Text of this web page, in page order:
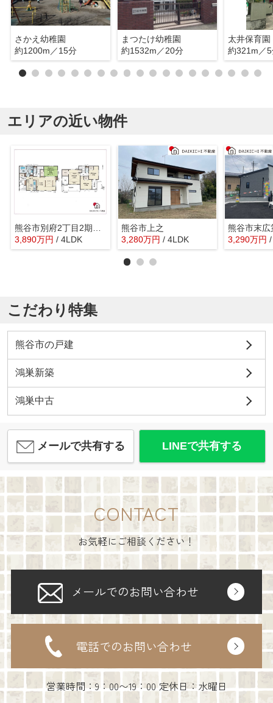
さかえ幼稚園
約1200m／15分
まつたけ幼稚園
約1532m／20分
太井保育園
約321m／
エリアの近い物件
熊谷市別府2丁目2期 ブルーミングガーデン 新築戸建 全1棟 1号棟
3,890万円 / 4LDK
熊谷市上之
3,280万円 / 4LDK 3,290万円
こだわり特集
熊谷市の戸建
鴻巣新築
鴻巣中古
メールで共有する LINEで共有する
CONTACT
お気軽にご相談ください！
メールでのお問い合わせ
電話でのお問い合わせ
営業時間：9：00〜19：00 定休日：水曜日